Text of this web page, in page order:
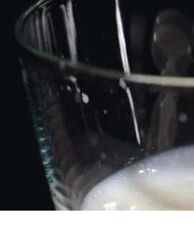
verlag
verlag
veranstaltungen
fragen & hilfe
unterstützen
genossenschaft